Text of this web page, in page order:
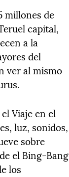
millones de
capital,
a la
del
ver al mismo
Viaje en el
luz, sonidos,
sobre
el Bing-Bang
los